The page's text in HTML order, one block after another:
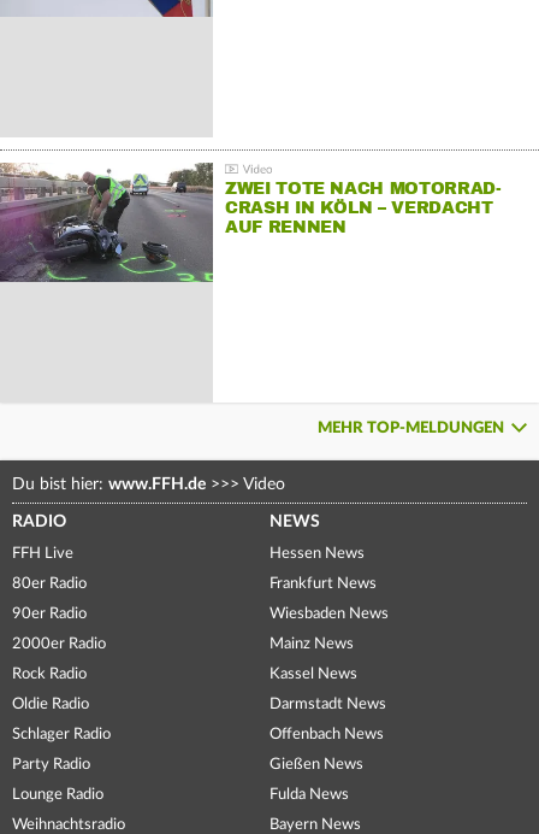
ZWEI TOTE NACH MOTORRAD-
CRASH IN KÖLN – VERDACHT
AUF RENNEN
MEHR TOP-MELDUNGEN
Du bist hier: www.FFH.de >>> Video
RADIO
FFH Live
80er Radio
90er Radio
2000er Radio
Rock Radio
Oldie Radio
Schlager Radio
Party Radio
Lounge Radio
Weihnachtsradio
NEWS
Hessen News
Frankfurt News
Wiesbaden News
Mainz News
Kassel News
Darmstadt News
Offenbach News
Gießen News
Fulda News
Bayern News